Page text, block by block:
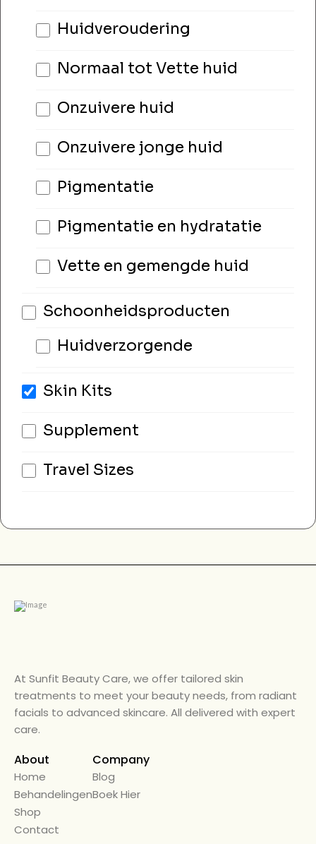
Huidveroudering
Normaal tot Vette huid
Onzuivere huid
Onzuivere jonge huid
Pigmentatie
Pigmentatie en hydratatie
Vette en gemengde huid
Schoonheidsproducten
Huidverzorgende
Skin Kits
Supplement
Travel Sizes
At Sunfit Beauty Care, we offer tailored skin
treatments to meet your beauty needs, from radiant
facials to advanced skincare. All delivered with expert
care.
About
Home
Behandelingen
← Back
Alle Diensten
Beauty Care
Diensten
Shop
Contact
Company
Blog
Boek Hier